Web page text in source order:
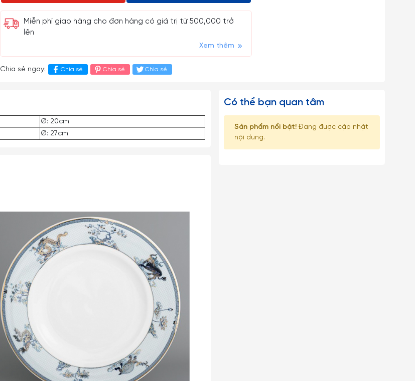
Miễn phí giao hàng cho đơn hàng có giá trị từ 500,000 trở
lên
Xem thêm
Chia sẻ ngay: Chia sẻ Chia sẻ Chia sẻ
Ø: 20cm
Ø: 27cm
Có thể bạn quan tâm
Sản phẩm nổi bật!Đang được cập nhật
nội dung.